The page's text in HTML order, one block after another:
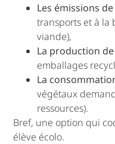
Les émissions de
transports et à la
viande),
La production
emballages
La
végétaux
ressources).
Bref, une option qui
élève écolo.